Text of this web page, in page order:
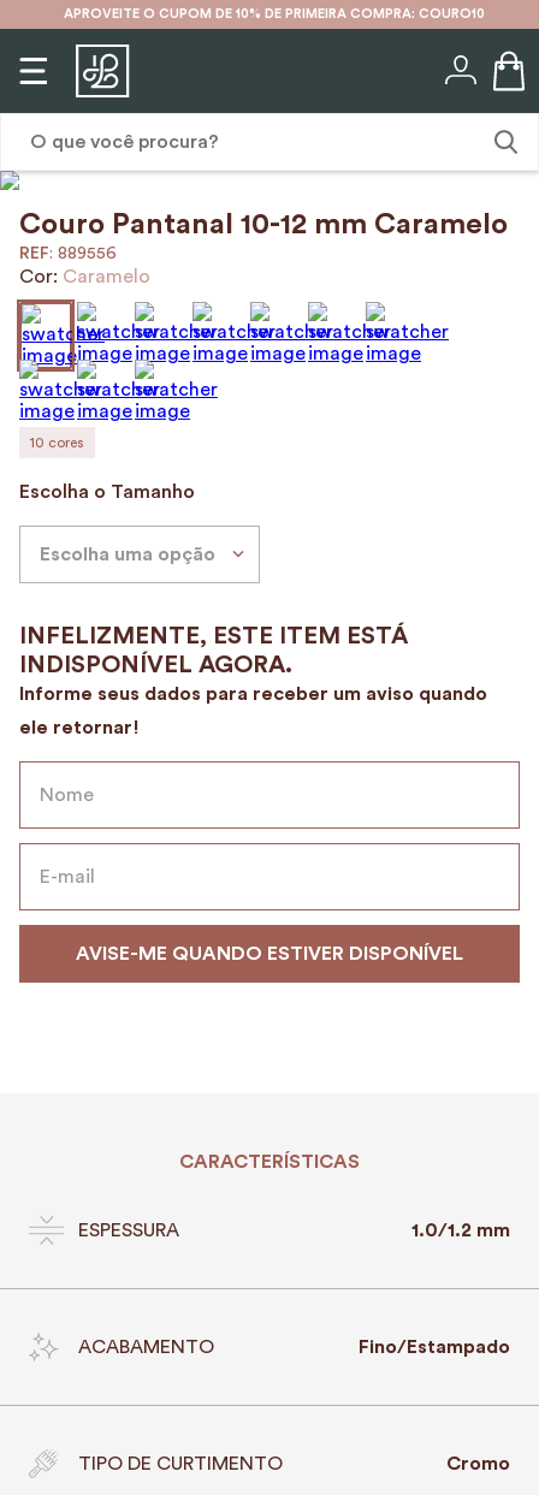
APROVEITE O CUPOM DE 10% DE PRIMEIRA COMPRA: COURO10
Couro Pantanal 10-12 mm Caramelo
: 889556
Cor: Caramelo
10 cores
Escolha o Tamanho
Escolha uma opção
CARACTERÍSTICAS
ESPESSURA 1.0/1.2 mm
ACABAMENTO Fino/Estampado
TIPO DE CURTIMENTO Cromo
1º
karina
2 º
mochila
couro
4º
cinto
5º
bolsa
6º
7º
avental
8º
nécessaire